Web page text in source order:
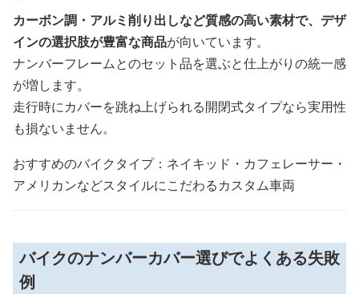
カーボン調・アルミ削り出しなど質感の高い素材で、デザ
インの選択肢が豊富な商品が向いています。
ナンバーフレームとのセット品を選ぶと仕上がりの統一感
が増します。
走行時にカバーを跳ね上げられる開閉式タイプなら実用性
も損ないません。
おすすめのバイクタイプ：ネイキッド・カフェレーサー・
アメリカンなどスタイルにこだわるカスタム車両
バイクのナンバーカバー選びでよくある失敗
例